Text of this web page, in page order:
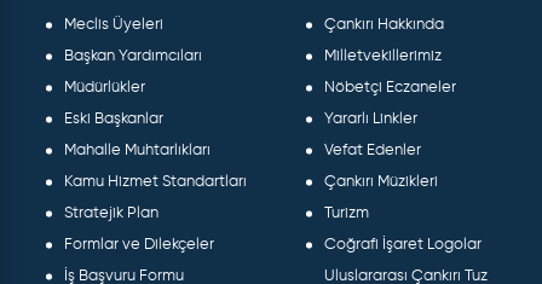
Meclis Üyeleri
Başkan Yardımcıları
Müdürlükler
Eski Başkanlar
Mahalle Muhtarlıkları
Kamu Hizmet Standartları
Stratejik Plan
Formlar ve Dilekçeler
İş Başvuru Formu
Çankırı Hakkında
Milletvekillerimiz
Nöbetçi Eczaneler
Yararlı Linkler
Vefat Edenler
Çankırı Müzikleri
Turizm
Coğrafi İşaret Logolar
Uluslararası Çankırı Tuz